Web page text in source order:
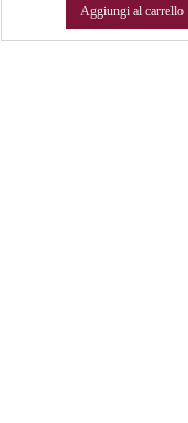
Aggiungi al carrello